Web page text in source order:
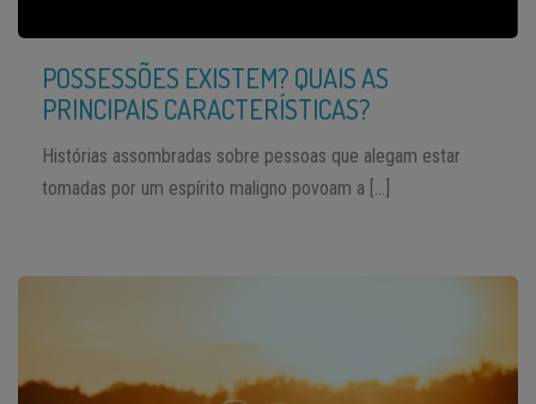
POSSESSÕES EXISTEM? QUAIS AS
PRINCIPAIS CARACTERÍSTICAS?
Histórias assombradas sobre pessoas que alegam estar
tomadas por um espírito maligno povoam a […]